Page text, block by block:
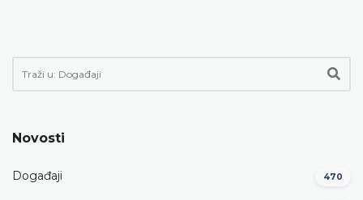
Novosti
Događaji 470